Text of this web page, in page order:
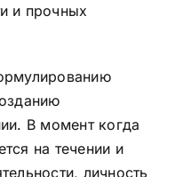
и прочных
В момент когда
на течении и
личность